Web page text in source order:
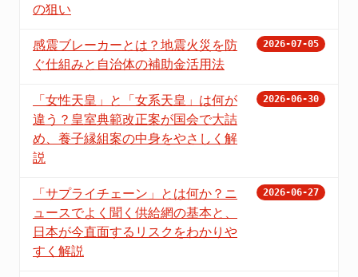
の狙い
感震ブレーカーとは？地震火災を防
ぐ仕組みと自治体の補助金活用法
2026-07-05
「女性天皇」と「女系天皇」は何が
違う？皇室典範改正案が国会で大詰
め、養子縁組案の中身をやさしく解
説
2026-06-30
「サプライチェーン」とは何か？ニ
ュースでよく聞く供給網の基本と、
日本が今直面するリスクをわかりや
すく解説
2026-06-27